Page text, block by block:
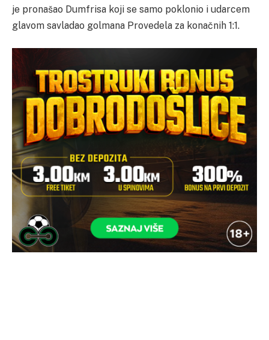
je pronašao Dumfrisa koji se samo poklonio i udarcem
glavom savladao golmana Provedela za konačnih 1:1.